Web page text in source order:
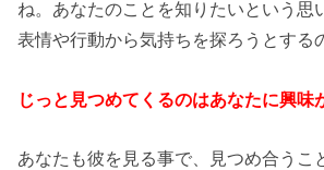
ね。あなたのことを知りたいという思
表情や行動から気持ちを探ろうとする
じっと見つめてくるのはあなたに興味
あなたも彼を見る事で、見つめ合うこ